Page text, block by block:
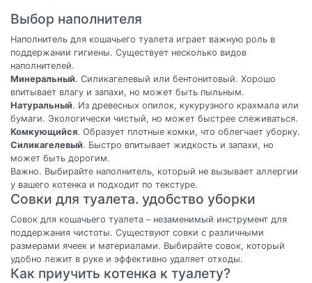
Выбор наполнителя
Наполнитель для кошачьего туалета играет важную роль в
поддержании гигиены. Существует несколько видов
наполнителей.
Минеральный. Силикагелевый или бентонитовый. Хорошо
впитывает влагу и запахи, но может быть пыльным.
Натуральный. Из древесных опилок, кукурузного крахмала или
бумаги. Экологически чистый, но может быстрее слеживаться.
Комкующийся. Образует плотные комки, что облегчает уборку.
Силикагелевый. Быстро впитывает жидкость и запахи, но
может быть дорогим.
Важно. Выбирайте наполнитель, который не вызывает аллергии
у вашего котенка и подходит по текстуре.
Совки для туалета. удобство уборки
Совок для кошачьего туалета – незаменимый инструмент для
поддержания чистоты. Существуют совки с различными
размерами ячеек и материалами. Выбирайте совок, который
удобно лежит в руке и эффективно удаляет отходы.
Как приучить котенка к туалету?